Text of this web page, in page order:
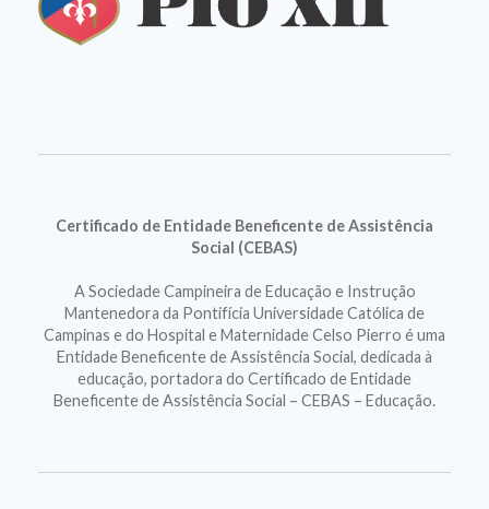
Certificado de Entidade Beneficente de Assistência
Social (CEBAS)
A Sociedade Campineira de Educação e Instrução
Mantenedora da Pontifícia Universidade Católica de
Campinas e do Hospital e Maternidade Celso Pierro é uma
Entidade Beneficente de Assistência Social, dedicada à
educação, portadora do Certificado de Entidade
Beneficente de Assistência Social – CEBAS – Educação.